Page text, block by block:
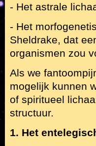
- Het astrale
- Het
Sheldrake, dat
organismen zou
Als we
mogelijk kunnen
of spiritueel
structuur.
1. Het